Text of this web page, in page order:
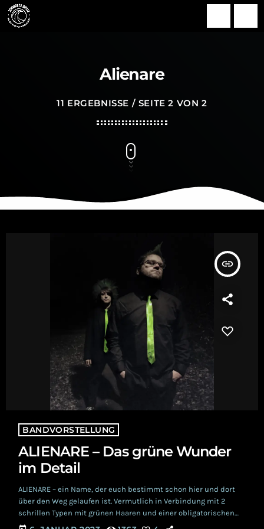
Alienare
11 ERGEBNISSE / SEITE 2 VON 2
insert_link
BANDVORSTELLUNG
ALIENARE – Das grüne Wunder
im Detail
ALIENARE – ein Name, der euch bestimmt schon hier und dort
über den Weg gelaufen ist. Vermutlich in Verbindung mit 2
schrillen Typen mit grünen Haaren und einer obligatorischen
neongrünen Krawatte. Ja, liebe Real Gothics, für euch endet